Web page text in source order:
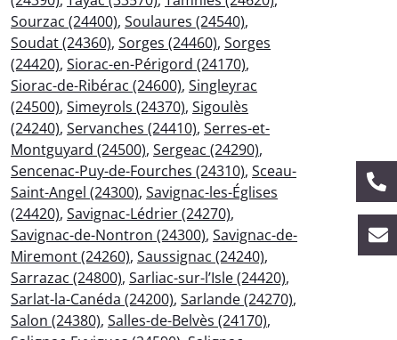
Sourzac (24400), Soulaures (24540),
Soudat (24360), Sorges (24460), Sorges
(24420), Siorac-en-Périgord (24170),
Siorac-de-Ribérac (24600), Singleyrac
(24500), Simeyrols (24370), Sigoulès
(24240), Servanches (24410), Serres-et-
Montguyard (24500), Sergeac (24290),
Sencenac-Puy-de-Fourches (24310), Sceau-
Saint-Angel (24300), Savignac-les-Églises
(24420), Savignac-Lédrier (24270),
Savignac-de-Nontron (24300), Savignac-de-
Miremont (24260), Saussignac (24240),
Sarrazac (24800), Sarliac-sur-l’Isle (24420),
Sarlat-la-Canéda (24200), Sarlande (24270),
Salon (24380), Salles-de-Belvès (24170),